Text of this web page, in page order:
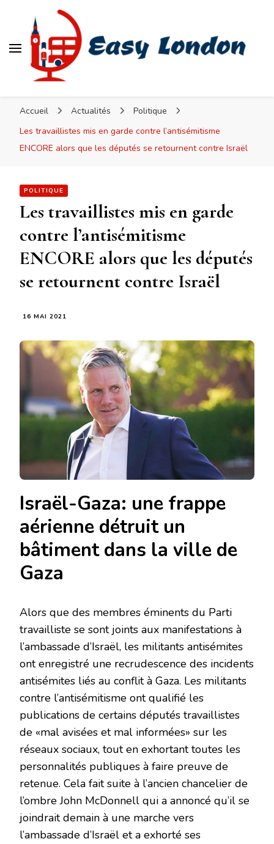
Accueil Actualités
Politique
Les travaillistes mis en garde contre l’antisémitisme
ENCORE alors que les députés se retournent contre Israël
POLITIQUE
Les travaillistes mis en garde
contre l’antisémitisme
ENCORE alors que les députés
se retournent contre Israël
16 MAI 2021
Israël-Gaza: une frappe
aérienne détruit un
bâtiment dans la ville de
Gaza
Alors que des membres éminents du Parti
travailliste se sont joints aux manifestations à
l’ambassade d’Israël, les militants antisémites
ont enregistré une recrudescence des incidents
antisémites liés au conflit à Gaza. Les militants
contre l’antisémitisme ont qualifié les
publications de certains députés travaillistes
de «mal avisées et mal informées» sur les
réseaux sociaux, tout en exhortant toutes les
personnalités publiques à faire preuve de
retenue. Cela fait suite à l’ancien chancelier de
l’ombre John McDonnell qui a annoncé qu’il se
joindrait demain à une marche vers
l’ambassade d’Israël et a exhorté ses